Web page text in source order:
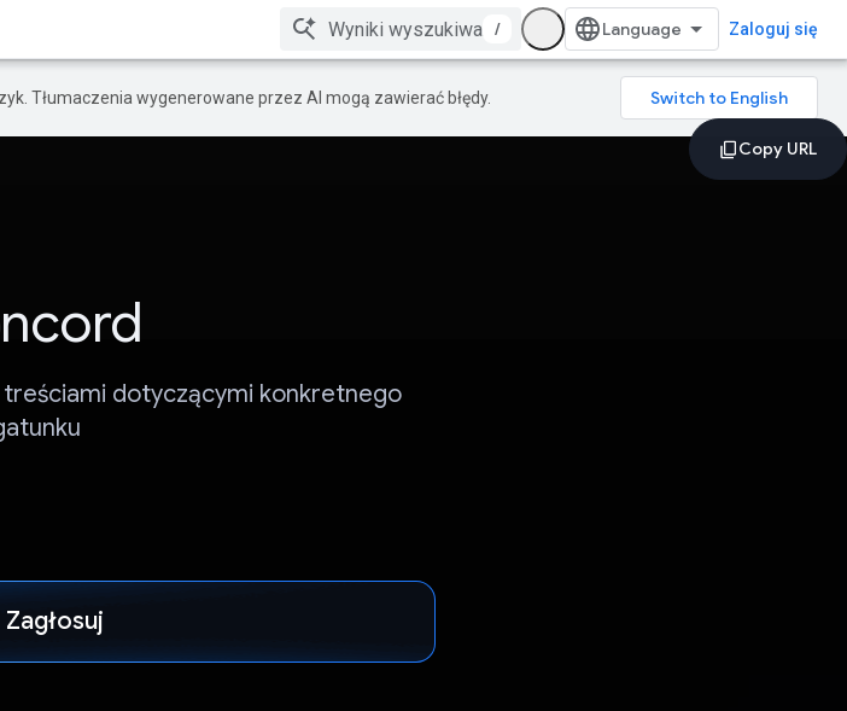
/ Zaloguj się
Tłumaczenia wygenerowane przez AI mogą zawierać błędy.
dotyczącymi konkretnego
Zagłosuj